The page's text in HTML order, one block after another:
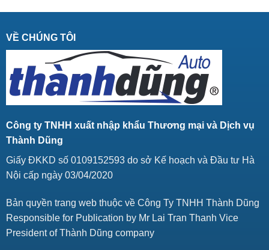
VỀ CHÚNG TÔI
Công ty TNHH xuất nhập khẩu Thương mại và Dịch vụ
Thành Dũng
Giấy ĐKKD số 0109152593 do sở Kế hoạch và Đầu tư Hà
Nội cấp ngày 03/04/2020
Bản quyền trang web thuộc về Công Ty TNHH Thành Dũng
Responsible for Publication by Mr Lai Tran Thanh Vice
President of Thành Dũng company